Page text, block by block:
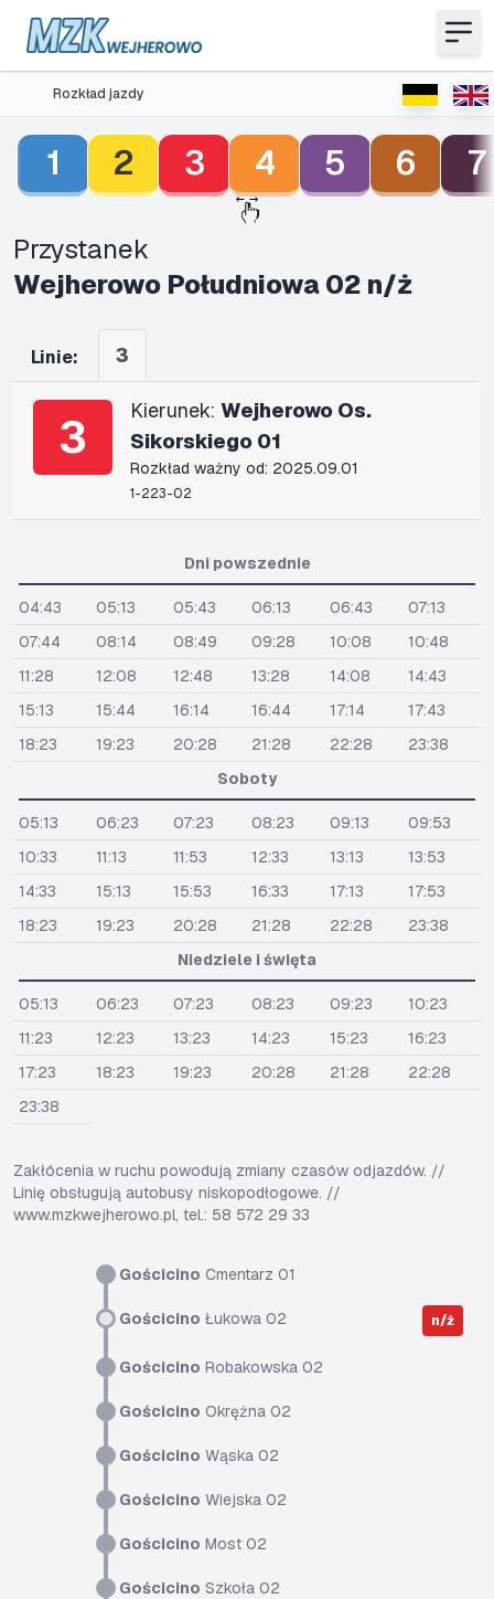
Rozkład jazdy
1 2 3 4 5 6 7
Przystanek
Wejherowo Południowa 02 n/ż
Linie: 3
3 Kierunek: Wejherowo Os.
Sikorskiego 01
Rozkład ważny od: 2025.09.01
1-223-02
Gościcino Cmentarz 01
Gościcino Łukowa 02 n/ż
Gościcino Robakowska 02
Gościcino Okrężna 02
Gościcino Wąska 02
Gościcino Wiejska 02
Gościcino Most 02
Gościcino Szkoła 02
Dni powszednie
04:43 05:13 05:43 06:13 06:43
07:13
07:44
08:14 08:49 09:28 10:08
10:48
11:28
12:08 12:48 13:28 14:08
14:43
15:13
15:44 16:14 16:44 17:14
17:43
18:23
19:23 20:28 21:28 22:28
23:38
Soboty
05:13 06:23 07:23 08:23 09:13
09:53
10:33
11:13 11:53 12:33 13:13
13:53
14:33
15:13 15:53 16:33 17:13
17:53
18:23
19:23 20:28 21:28 22:28
23:38
Niedziele i święta
05:13 06:23 07:23 08:23 09:23
10:23
11:23
12:23 13:23 14:23 15:23
16:23
17:23
18:23 19:23 20:28 21:28
22:28
23:38
Zakłócenia w ruchu powodują zmiany czasów odjazdów. //
Linię obsługują autobusy niskopodłogowe. //
www.mzkwejherowo.pl, tel.: 58 572 29 33